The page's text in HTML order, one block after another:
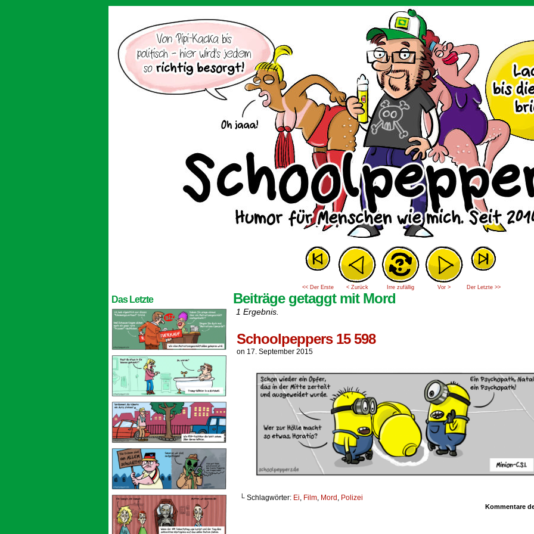
<< Der Erste < Zurück Irre zufällig Vor > Der Letzte >>
Das Letzte Beiträge getaggt mit Mord
1 Ergebnis.
Schoolpeppers 15 598
on 17. September 2015
└ Schlagwörter: Ei, Film, Mord , Polizei
Kommentare